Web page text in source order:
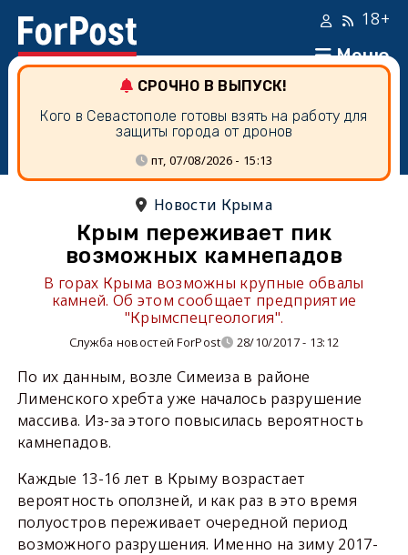
Меню
18+
СРОЧНО В ВЫПУСК!
Кого в Севастополе готовы взять на работу для
защиты города от дронов
пт, 07/08/2026 - 15:13
Новости Крыма
Крым переживает пик
возможных камнепадов
В горах Крыма возможны крупные обвалы
камней. Об этом сообщает предприятие
"Крымспецгеология".
Служба новостей ForPost 28/10/2017 - 13:12
По их данным, возле Симеиза в районе
Лименского хребта уже началось разрушение
массива. Из-за этого повысилась вероятность
камнепадов.
Каждые 13-16 лет в Крыму возрастает
вероятность оползней, и как раз в это время
полуостров переживает очередной период
возможного разрушения. Именно на зиму 2017-